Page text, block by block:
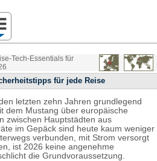
Tech-Essentials für
für jede Reise
letzten zehn Jahren grundlegend
dem Mustang über europäische
zwischen Hauptstädten aus
im Gepäck sind heute kaum weniger
verbunden, mit Strom versorgt
ist 2026 keine angenehme
die Grundvoraussetzung.